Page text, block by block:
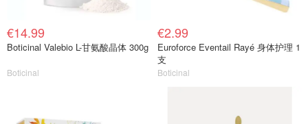
€14.99
Boticinal Valebio L-甘氨酸晶体 300g
Boticinal
€2.99
Euroforce Eventail Rayé 身体护理 1
支
Boticinal